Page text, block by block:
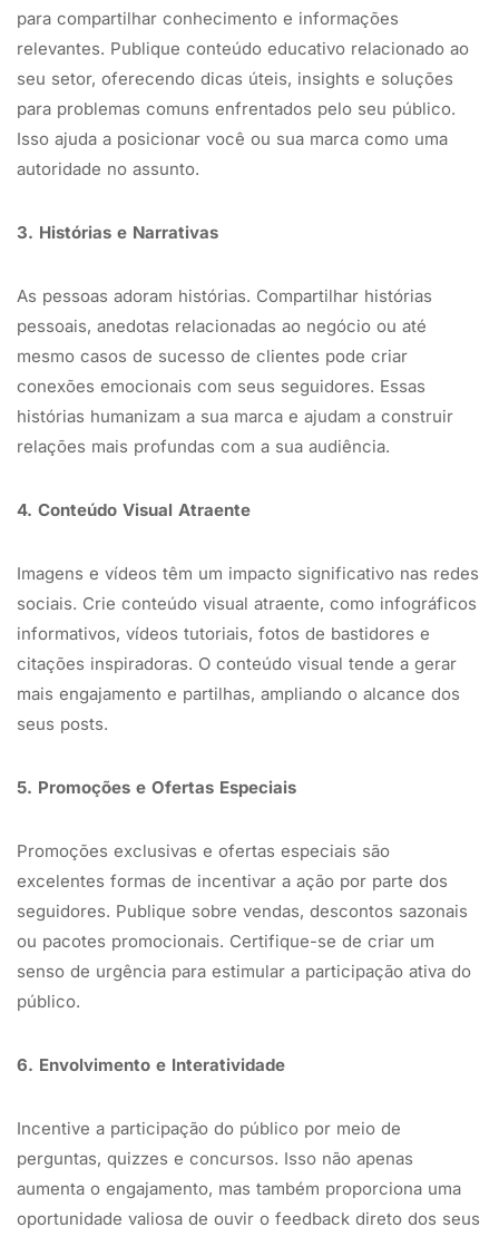
para compartilhar conhecimento e informações
relevantes. Publique conteúdo educativo relacionado ao
seu setor, oferecendo dicas úteis, insights e soluções
para problemas comuns enfrentados pelo seu público.
Isso ajuda a posicionar você ou sua marca como uma
autoridade no assunto.
3. Histórias e Narrativas
As pessoas adoram histórias. Compartilhar histórias
pessoais, anedotas relacionadas ao negócio ou até
mesmo casos de sucesso de clientes pode criar
conexões emocionais com seus seguidores. Essas
histórias humanizam a sua marca e ajudam a construir
relações mais profundas com a sua audiência.
4. Conteúdo Visual Atraente
Imagens e vídeos têm um impacto significativo nas redes
sociais. Crie conteúdo visual atraente, como infográficos
informativos, vídeos tutoriais, fotos de bastidores e
citações inspiradoras. O conteúdo visual tende a gerar
mais engajamento e partilhas, ampliando o alcance dos
seus posts.
5. Promoções e Ofertas Especiais
Promoções exclusivas e ofertas especiais são
excelentes formas de incentivar a ação por parte dos
seguidores. Publique sobre vendas, descontos sazonais
ou pacotes promocionais. Certifique-se de criar um
senso de urgência para estimular a participação ativa do
público.
6. Envolvimento e Interatividade
Incentive a participação do público por meio de
perguntas, quizzes e concursos. Isso não apenas
aumenta o engajamento, mas também proporciona uma
oportunidade valiosa de ouvir o feedback direto dos seus